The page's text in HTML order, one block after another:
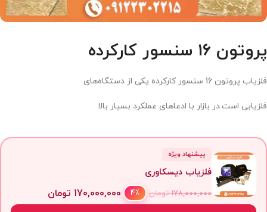
پروتون ۱۶ سنسور کارکرده
فلزیاب پروتون 16 سنسور کارکرده یکی از دستگاه‌های
فلزیابی است.در بازار با ادعاهای عملکرد بسیار بالا
پیشنهاد ویژه
فلزیاب دیسکاوری
178,000,000 تومان 4٪ 170,000,000 تومان